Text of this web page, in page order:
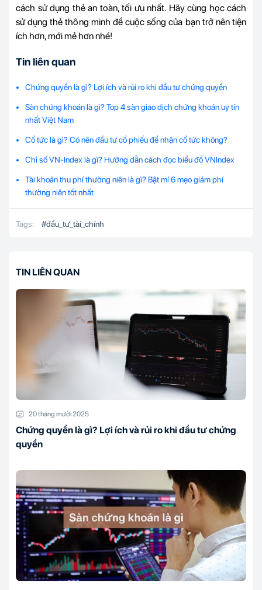
cách sử dụng thẻ an toàn, tối ưu nhất. Hãy cùng học cách
sử dụng thẻ thông minh để cuộc sống của bạn trở nên tiện
ích hơn, mới mẻ hơn nhé!
Tin liên quan
Chứng quyền là gì? Lợi ích và rủi ro khi đầu tư chứng quyền
Sàn chứng khoán là gì? Top 4 sàn giao dịch chứng khoán uy tín
nhất Việt Nam
Cổ tức là gì? Có nên đầu tư cổ phiếu để nhận cổ tức không?
Chỉ số VN-Index là gì? Hướng dẫn cách đọc biểu đồ VNIndex
Tài khoản thu phí thường niên là gì? Bật mí 6 mẹo giảm phí
thường niên tốt nhất
Tags: #đầu_tư_tài_chính
TIN LIÊN QUAN
20 tháng mười 2025
Chứng quyền là gì? Lợi ích và rủi ro khi đầu tư chứng
quyền